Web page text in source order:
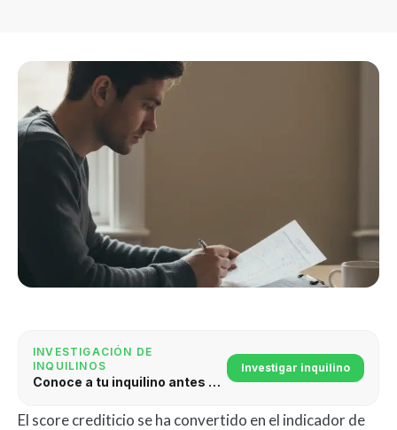
El score crediticio se ha convertido en el indicador de
INVESTIGACIÓN DE
INQUILINOS
Conoce a tu inquilino antes de firmar
Investigar inquilino